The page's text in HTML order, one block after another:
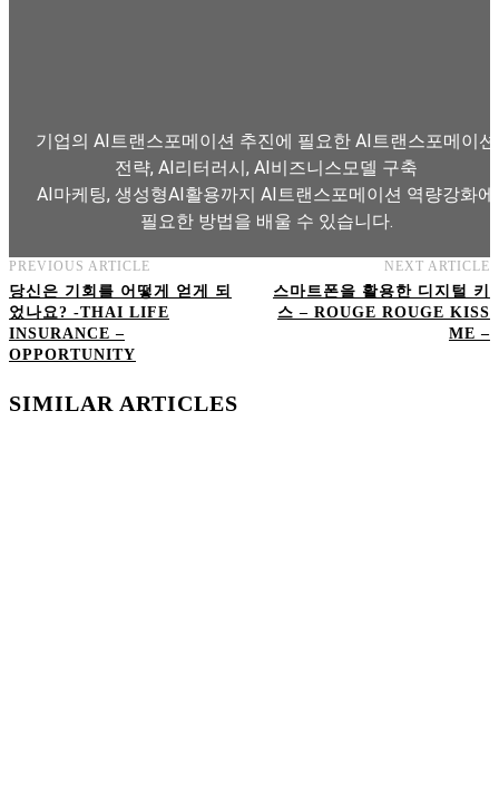
기업의 AI트랜스포메이션 추진에 필요한 AI트랜스포메이션
전략, AI리터러시, AI비즈니스모델 구축
AI마케팅, 생성형AI활용까지 AI트랜스포메이션 역량강화에
필요한 방법을 배울 수 있습니다.
AI트랜스포메이션 아카데미 교육과정 보기
PREVIOUS ARTICLE
당신은 기회를 어떻게 얻게 되
었나요? -THAI LIFE
INSURANCE –
OPPORTUNITY
NEXT ARTICLE
스마트폰을 활용한 디지털 키
스 – ROUGE ROUGE KISS
ME –
SIMILAR ARTICLES